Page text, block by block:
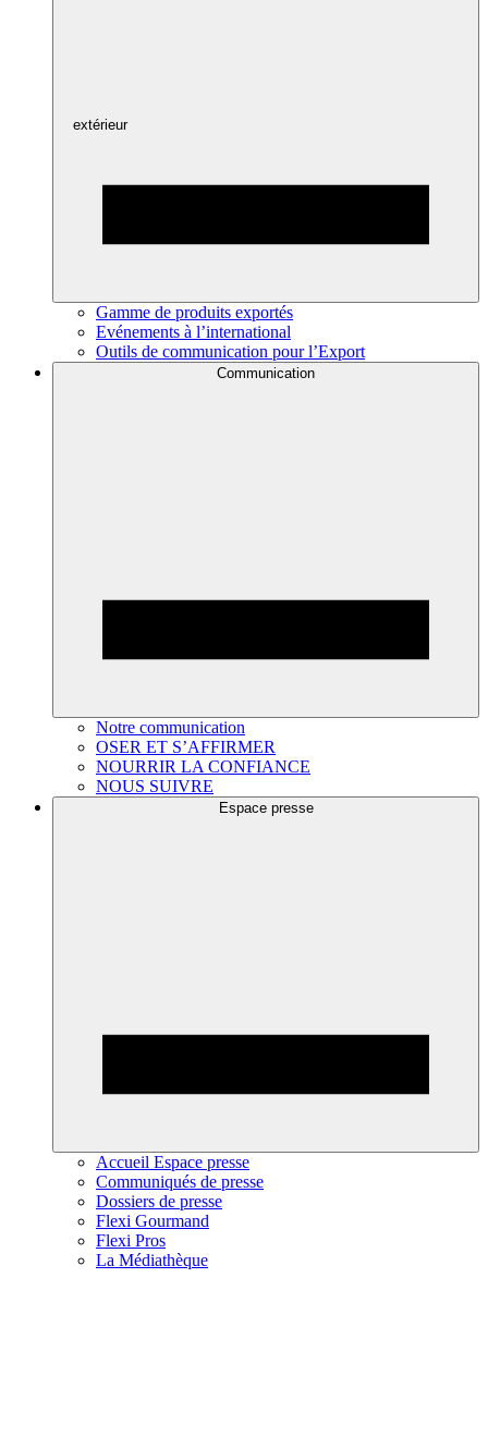
extérieur
Gamme de produits exportés
Evénements à l’international
Outils de communication pour l’Export
Communication
Notre communication
OSER ET S’AFFIRMER
NOURRIR LA CONFIANCE
NOUS SUIVRE
Espace presse
Accueil Espace presse
Communiqués de presse
Dossiers de presse
Flexi Gourmand
Flexi Pros
La Médiathèque